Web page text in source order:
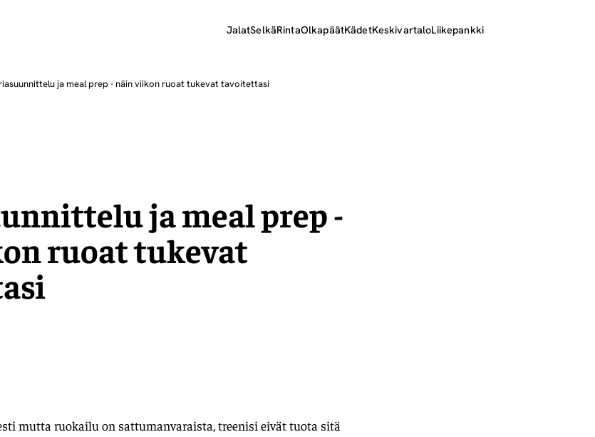
JalatSelkäRintaOlkapäätKädetKeskivartaloLiikepankki
ja meal prep - näin viikon ruoat tukevat tavoitettasi
ja meal prep -
ruoat tukevat
mutta ruokailu on sattumanvaraista, treenisi eivät tuota sitä